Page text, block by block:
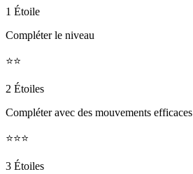
1 Étoile
Compléter le niveau
⭐⭐
2 Étoiles
Compléter avec des mouvements efficaces
⭐⭐⭐
3 Étoiles